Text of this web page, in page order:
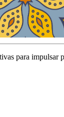
para